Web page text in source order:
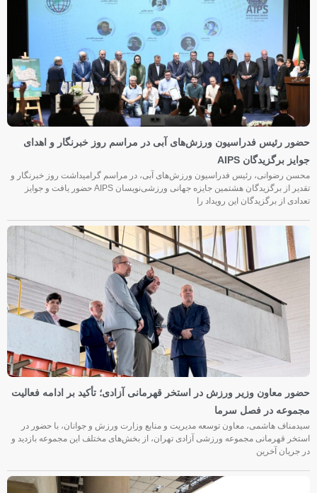
حضور رئیس فدراسیون ورزش‌های آبی در مراسم روز خبرنگار و اهدای
جوایز برگزیدگان AIPS
محسن رضوانی، رئیس فدراسیون ورزش‌های آبی، در مراسم گرامیداشت روز خبرنگار و
تقدیر از برگزیدگان هشتمین جایزه جهانی ورزشی‌نویسان AIPS حضور یافت و جوایز
تعدادی از برگزیدگان این رویداد را
حضور معاون وزیر ورزش در استخر قهرمانی آزادی؛ تأکید بر ادامه فعالیت
مجموعه در فصل سرما
سیدمناف هاشمی، معاون توسعه مدیریت و منابع وزارت ورزش و جوانان، با حضور در
استخر قهرمانی مجموعه ورزشی آزادی تهران، از بخش‌های مختلف این مجموعه بازدید و
در جریان آخرین